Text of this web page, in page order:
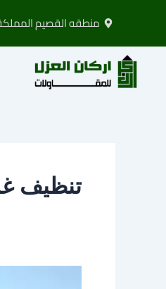
المحتوى
منطقه القصيم
تنظيف